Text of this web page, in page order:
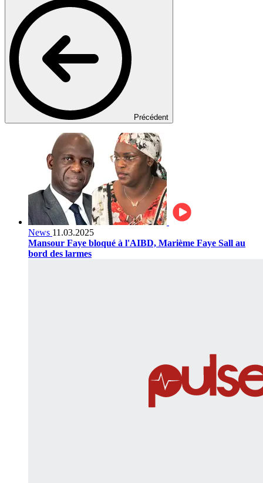
Précédent
News 11.03.2025
Mansour Faye bloqué à l'AIBD, Marième Faye Sall au
bord des larmes